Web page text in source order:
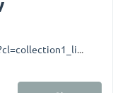
http://diglib.ypepth.gr/awweb/guest.jsp?cl=collection1_lib&qt=32&lb_document_id=93364